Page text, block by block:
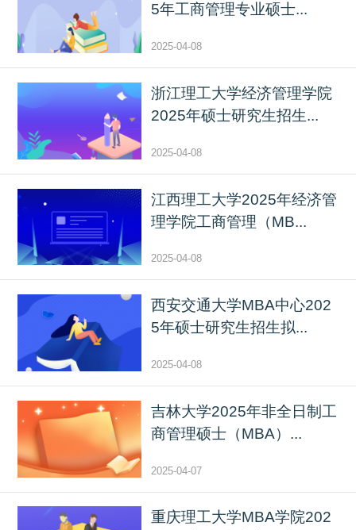
5年工商管理专业硕士...
2025-04-08
浙江理工大学经济管理学院
2025年硕士研究生招生...
2025-04-08
江西理工大学2025年经济管
理学院工商管理（MB...
2025-04-08
西安交通大学MBA中心202
5年硕士研究生招生拟...
2025-04-08
吉林大学2025年非全日制工
商管理硕士（MBA）...
2025-04-07
重庆理工大学MBA学院202